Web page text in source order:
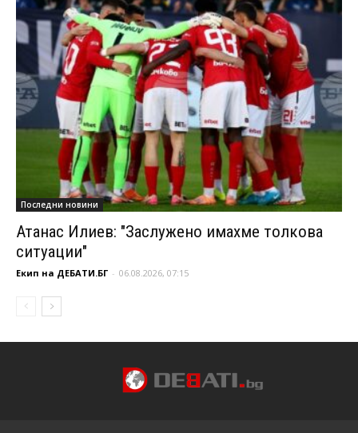
Последни новини
Атанас Илиев: "Заслужено имахме толкова
ситуации"
Екип на ДЕБАТИ.БГ - 06.08.2026, 07:15